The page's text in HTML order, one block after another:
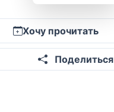
Хочу прочитать
Поделиться